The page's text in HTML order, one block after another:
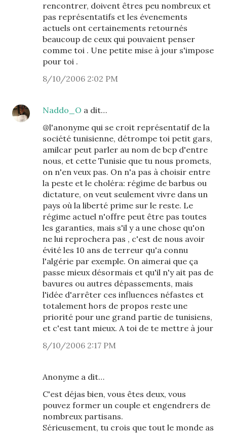
rencontrer, doivent êtres peu nombreux et
pas représentatifs et les évenements
actuels ont certainements retournés
beaucoup de ceux qui pouvaient penser
comme toi . Une petite mise à jour s'impose
pour toi .
8/10/2006 2:02 PM
Naddo_O a dit…
@l'anonyme qui se croit représentatif de la
société tunisienne, détrompe toi petit gars,
amilcar peut parler au nom de bcp d'entre
nous, et cette Tunisie que tu nous promets,
on n'en veux pas. On n'a pas à choisir entre
la peste et le choléra: régime de barbus ou
dictature, on veut seulement vivre dans un
pays où la liberté prime sur le reste. Le
régime actuel n'offre peut être pas toutes
les garanties, mais s'il y a une chose qu'on
ne lui reprochera pas , c'est de nous avoir
évité les 10 ans de terreur qu'a connu
l'algérie par exemple. On aimerai que ça
passe mieux désormais et qu'il n'y ait pas de
bavures ou autres dépassements, mais
l'idée d'arrêter ces influences néfastes et
totalement hors de propos reste une
priorité pour une grand partie de tunisiens,
et c'est tant mieux. A toi de te mettre à jour
8/10/2006 2:17 PM
Anonyme a dit…
C'est déjas bien, vous êtes deux, vous
pouvez former un couple et engendrers de
nombreux partisans.
Sérieusement, tu crois que tout le monde as